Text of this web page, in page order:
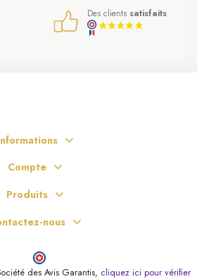
Des clients satisfaits
Compte
Produits
nous
des Avis Garantis, cliquez ici pour vérifier